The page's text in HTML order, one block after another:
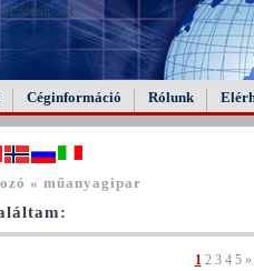
content, not
Céginformáció Rólunk
« műanyagipar
1 2 3 4 5 »